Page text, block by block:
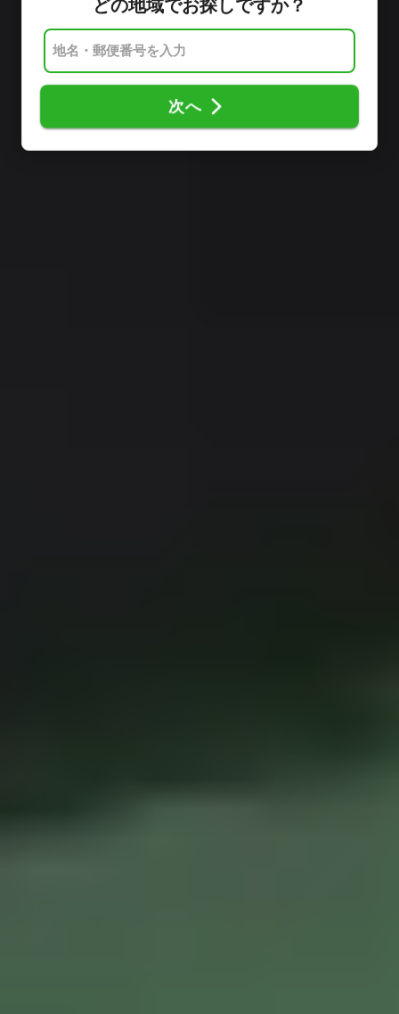
どの地域でお探しですか？
次へ